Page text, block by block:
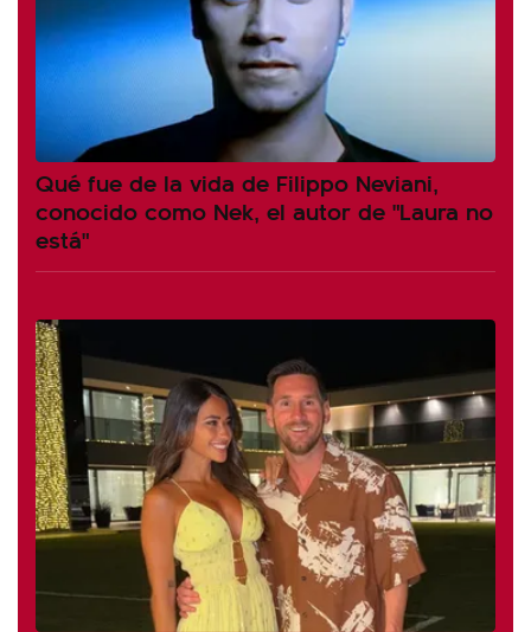
Qué fue de la vida de Filippo Neviani,
conocido como Nek, el autor de "Laura no
está"